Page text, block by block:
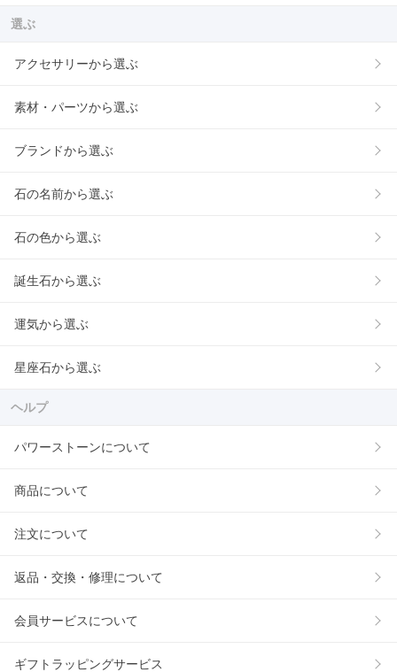
選ぶ
アクセサリーから選ぶ
素材・パーツから選ぶ
ブランドから選ぶ
石の名前から選ぶ
石の色から選ぶ
誕生石から選ぶ
運気から選ぶ
星座石から選ぶ
ヘルプ
パワーストーンについて
商品について
注文について
返品・交換・修理について
会員サービスについて
ギフトラッピングサービス